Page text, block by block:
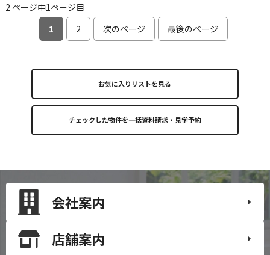
2 ページ中1ページ目
1
2 次のページ 最後のページ
お気に入りリストを見る
会社案内
店舗案内